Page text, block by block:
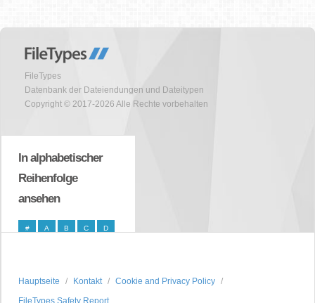
FileTypes
Datenbank der Dateiendungen und Dateitypen
Copyright © 2017-2026 Alle Rechte vorbehalten
In alphabetischer
Reihenfolge
ansehen
# A B C D
O P Q R S
Hauptseite Kontakt
Cookie and Privacy Policy
FileTypes Safety Report